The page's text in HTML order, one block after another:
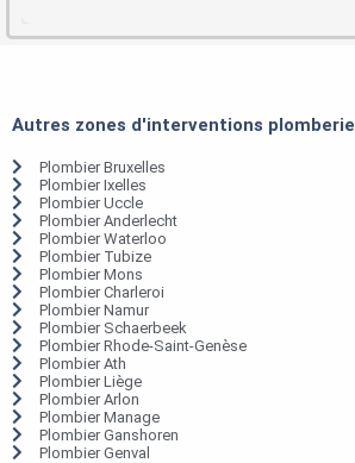
Autres zones d'interventions plomberie
Plombier Bruxelles
Plombier Ixelles
Plombier Uccle
Plombier Anderlecht
Plombier Waterloo
Plombier Tubize
Plombier Mons
Plombier Charleroi
Plombier Namur
Plombier Schaerbeek
Plombier Rhode-Saint-Genèse
Plombier Ath
Plombier Liège
Plombier Arlon
Plombier Manage
Plombier Ganshoren
Plombier Genval